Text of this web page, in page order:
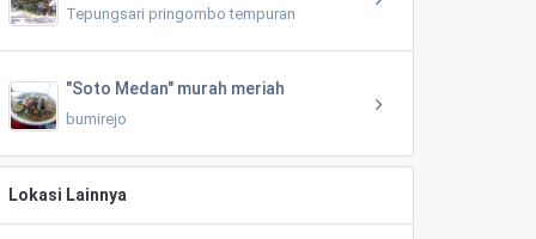
Tepungsari pringombo tempuran
"Soto Medan" murah meriah
bumirejo
Lokasi Lainnya